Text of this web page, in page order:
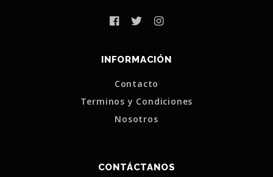
INFORMACIÓN
Contacto
Terminos y Condiciones
Nosotros
CONTÁCTANOS